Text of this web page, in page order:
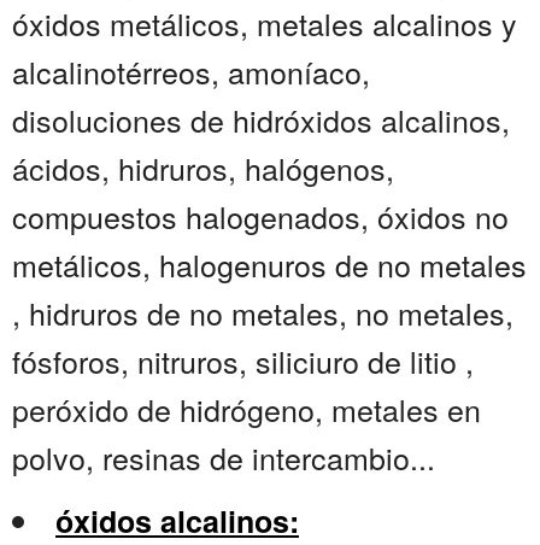
óxidos metálicos, metales alcalinos y
alcalinotérreos, amoníaco,
disoluciones de hidróxidos alcalinos,
ácidos, hidruros, halógenos,
compuestos halogenados, óxidos no
metálicos, halogenuros de no metales
, hidruros de no metales, no metales,
fósforos, nitruros, siliciuro de litio ,
peróxido de hidrógeno, metales en
polvo, resinas de intercambio...
óxidos alcalinos: